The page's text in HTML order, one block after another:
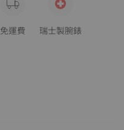
免運費 瑞士製腕錶